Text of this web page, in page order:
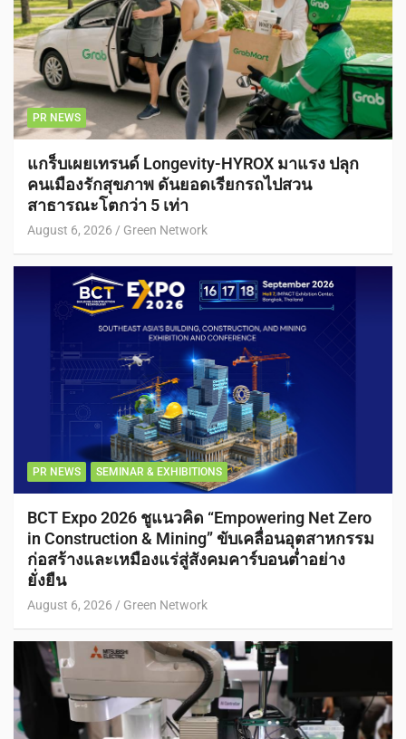
PR NEWS
แกร็บเผยเทรนด์ Longevity-HYROX มาแรง ปลุก
คนเมืองรักสุขภาพ ดันยอดเรียกรถไปสวน
สาธารณะโตกว่า 5 เท่า
August 6, 2026 Green Network
PR NEWS SEMINAR & EXHIBITIONS
BCT Expo 2026 ชูแนวคิด “Empowering Net Zero
in Construction & Mining” ขับเคลื่อนอุตสาหกรรม
ก่อสร้างและเหมืองแร่สู่สังคมคาร์บอนต่ำอย่าง
ยั่งยืน
August 6, 2026 Green Network